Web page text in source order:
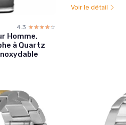
4.3 ☆☆☆☆☆
★★★★★
Homme,
à Quartz
Voir le détail